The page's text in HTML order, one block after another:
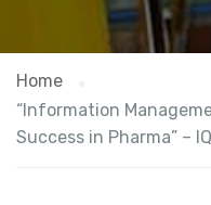
Home
“Information
Success in Pharma” –